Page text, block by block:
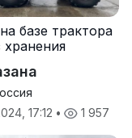
базе трактора
хранения
17:12 • 1 957